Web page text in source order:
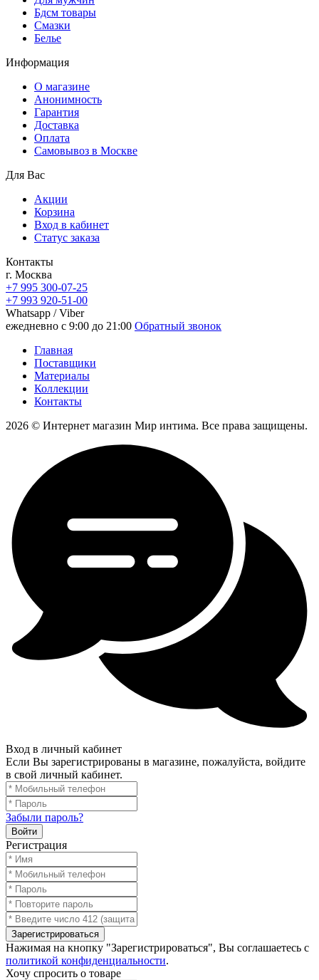
Бдсм товары
Смазки
Белье
Информация
О магазине
Анонимность
Гарантия
Доставка
Oплата
Самовывоз в Москве
Для Вас
Акции
Корзина
Вход в кабинет
Статус заказа
Контакты
г. Москва
+7 995 300-07-25
+7 993 920-51-00
Whatsapp / Viber
ежедневно с 9:00 до 21:00 Обратный звонок
Главная
Поставщики
Материалы
Коллекции
Контакты
2026 © Интернет магазин Мир интима. Все права защищены.
Вход в личный кабинет
Если Вы зарегистрированы в магазине, пожалуйста, войдите
в свой личный кабинет.
Забыли пароль?
Войти
Регистрация
Зарегистрироваться
Нажимая на кнопку "Зарегистрироваться", Вы соглашаетесь с
политикой конфиденциальности.
Хочу спросить о товаре